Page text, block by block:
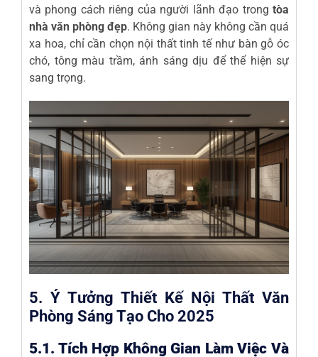
và phong cách riêng của người lãnh đạo trong tòa
nhà văn phòng đẹp. Không gian này không cần quá
xa hoa, chỉ cần chọn nội thất tinh tế như bàn gỗ óc
chó, tông màu trầm, ánh sáng dịu để thể hiện sự
sang trọng.
5. Ý Tưởng Thiết Kế Nội Thất Văn
Phòng Sáng Tạo Cho 2025
5.1. Tích Hợp Không Gian Làm Việc Và